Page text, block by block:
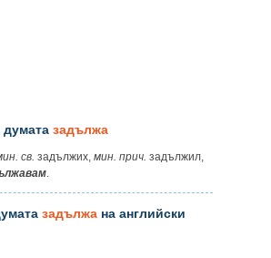
думата задължа
св. задължих, мин. прич. задължил,
.
задължа на английски